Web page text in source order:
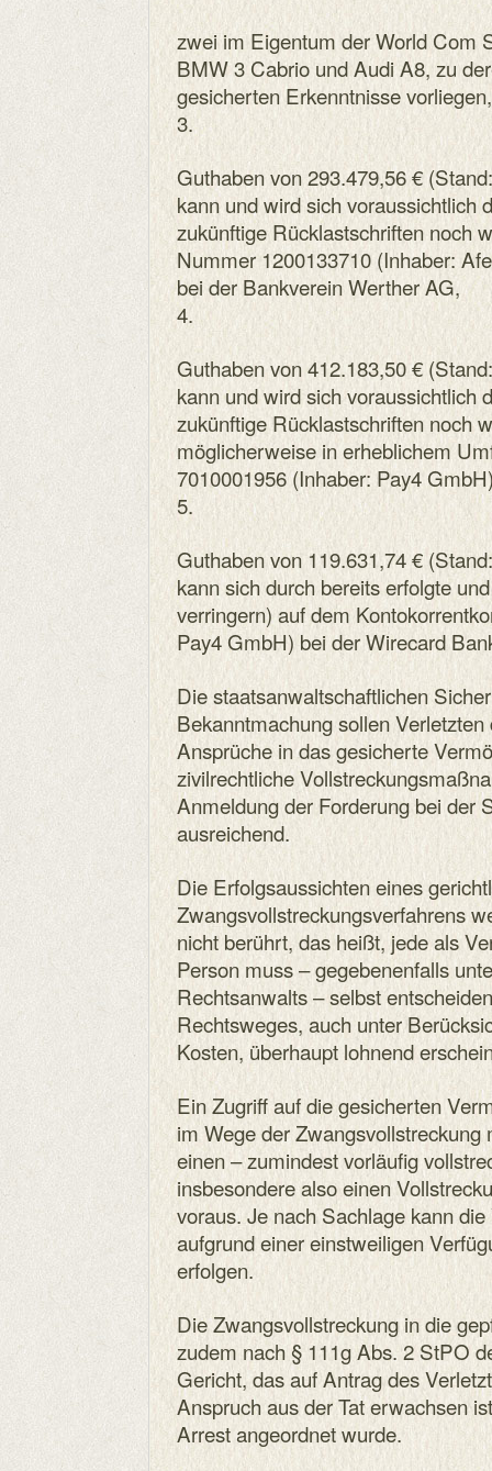
zwei im Eigentum der World Com
BMW 3 Cabrio und Audi A8, zu
gesicherten Erkenntnisse vorliegen,
3.
Guthaben von 293.479,56 €
kann und wird sich voraussichtlich
zukünftige Rücklastschriften noch
Nummer 1200133710 (Inhaber:
bei der Bankverein Werther AG,
4.
Guthaben von 412.183,50 €
kann und wird sich voraussichtlich
zukünftige Rücklastschriften noch
möglicherweise in erheblichem
7010001956 (Inhaber: Pay4
5.
Guthaben von 119.631,74 €
kann sich durch bereits erfolgte
verringern) auf dem
Pay4 GmbH) bei der Wirecard
Die staatsanwaltschaftlichen
Bekanntmachung sollen
Ansprüche in das gesicherte
zivilrechtliche
Anmeldung der Forderung bei der
ausreichend.
Die Erfolgsaussichten eines
Zwangsvollstreckungsverfahrens
nicht berührt, das heißt, jede als
Person muss – gegebenenfalls
Rechtsanwalts – selbst
Rechtsweges, auch unter
Kosten, überhaupt lohnend
Ein Zugriff auf die gesicherten
im Wege der
einen – zumindest vorläufig
insbesondere also einen
voraus. Je nach Sachlage kann
aufgrund einer einstweiligen
erfolgen.
Die Zwangsvollstreckung in die
zudem nach § 111g Abs. 2 StPO
Gericht, das auf Antrag des
Anspruch aus der Tat erwachsen
Arrest angeordnet wurde.